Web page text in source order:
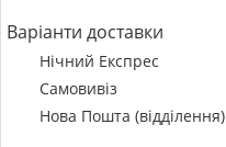
Варіанти доставки
Нічний Експрес
Самовивіз
Нова Пошта (відділення)